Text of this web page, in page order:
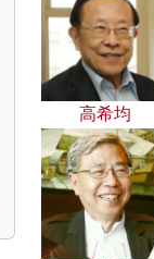
高希均